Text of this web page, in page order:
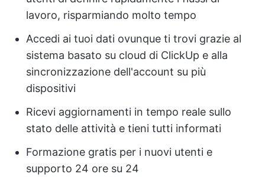
lavoro, risparmiando molto tempo
Accedi ai tuoi dati ovunque ti trovi grazie al
sistema basato su cloud di ClickUp e alla
sincronizzazione dell'account su più
dispositivi
Ricevi aggiornamenti in tempo reale sullo
stato delle attività e tieni tutti informati
Formazione gratis per i nuovi utenti e
supporto 24 ore su 24